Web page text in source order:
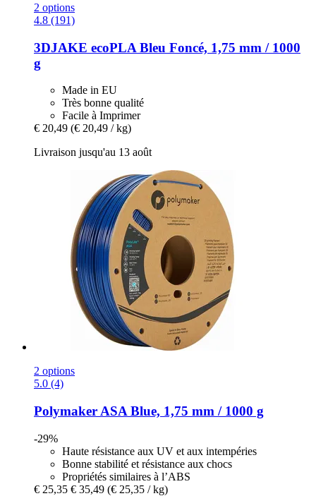
2 options
4.8 (191)
3DJAKE ecoPLA Bleu Foncé, 1,75 mm / 1000
g
Made in EU
Très bonne qualité
Facile à Imprimer
€ 20,49 (€ 20,49 / kg)
Livraison jusqu'au 13 août
2 options
5.0 (4)
Polymaker ASA Blue, 1,75 mm / 1000 g
-29%
Haute résistance aux UV et aux intempéries
Bonne stabilité et résistance aux chocs
Propriétés similaires à l’ABS
€ 25,35 € 35,49 (€ 25,35 / kg)